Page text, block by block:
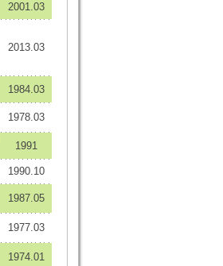
2001.03
2013.03
1984.03
1978.03
1991
1990.10
1987.05
1977.03
1974.01